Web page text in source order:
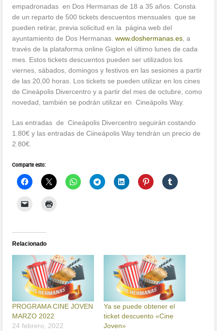
empadronadas en Dos Hermanas de 18 a 35 años. Consta
de un reparto de 500 tickets descuentos mensuales que se
pueden retirar, previa solicitud en la página web del
ayuntamiento de Dos Hermanas.www.doshermanas.es , a
través de la plataforma online Giglon el último lunes de cada
mes. Estos tickets descuentos pueden ser utilizados los
viernes, sábados, domingos y festivos en las sesiones a partir
de las 20,00 horas. Los tickets se pueden utilizar en los cines
de Cineápolis Divercentro y a partir del mes de octubre, como
novedad, también se podrán utilizar en Cineápolis Way.
Las entradas de Cineápolis Divercentro seguirán costando
1.80€ y las entradas de Ciineápolis Way tendrán un precio de
2.80€.
Comparte esto:
Relacionado
PROGRAMA CINE JOVEN
MARZO 2022
24 febrero, 2022
Ya se puede obtener el
ticket descuento «Cine
Joven»